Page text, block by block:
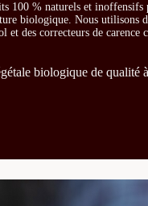
100 % naturels et
biologique. Nous utilisons
et des correcteurs de carence
biologique de qualité